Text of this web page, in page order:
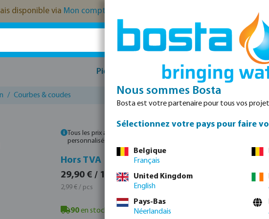
disponible via Mon compte
Pièces de rechange Datasheets
/ Courbes & coudes
Tous les prix affichés sont TTC. Veuillez
personnalisés.
Hors TVA
29,90 € / 10 pcs
2,99 € / pcs
TVA incluse
36,18 € / 10 pcs
90en stock à Veghel, NL- délai de livraison minimum : 1-2
Nous sommes Bosta
Bosta est votre partenaire pour tous vos
Sélectionnez votre pays pour faire
Belgique
Français
United Kingdom
English
Pays-Bas
Néerlandais